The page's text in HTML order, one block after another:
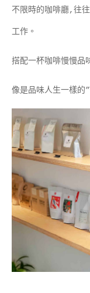
不限時的咖啡廳,往
工作。
搭配一杯咖啡慢慢品
像是品味人生一樣的